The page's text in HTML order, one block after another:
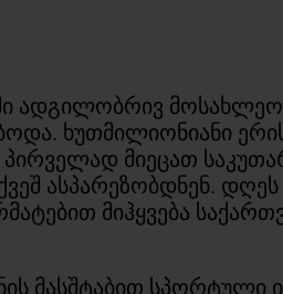
ადგილობრივ
ხუთმილიონიანი
მიეცათ
ასპარეზობდნენ.
მიჰყვება
მასშტაბით სპორტული